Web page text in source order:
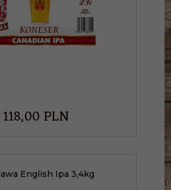
118,00PLN
English Ipa 3,4kg